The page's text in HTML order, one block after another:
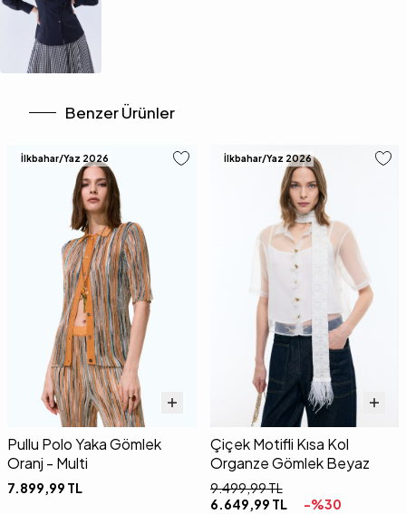
Benzer Ürünler
İlkbahar/Yaz 2026
Pullu Polo Yaka Gömlek
Oranj - Multi
7.899,99 TL
İlkbahar/Yaz 2026
Çiçek Motifli Kısa Kol
Organze Gömlek Beyaz
9.499,99TL
6.649,99 TL -%30